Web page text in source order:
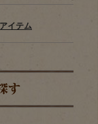
イテム
す